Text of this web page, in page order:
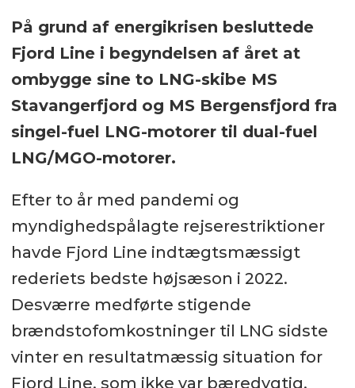
På grund af energikrisen besluttede
Fjord Line i begyndelsen af året at
ombygge sine to LNG-skibe MS
Stavangerfjord og MS Bergensfjord fra
singel-fuel LNG-motorer til dual-fuel
LNG/MGO-motorer.
Efter to år med pandemi og
myndighedspålagte rejserestriktioner
havde Fjord Line indtægtsmæssigt
rederiets bedste højsæson i 2022.
Desværre medførte stigende
brændstofomkostninger til LNG sidste
vinter en resultatmæssig situation for
Fjord Line, som ikke var bæredygtig.